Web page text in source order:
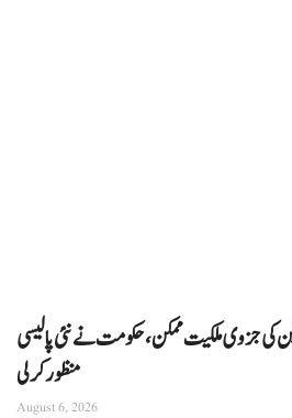
جزوی ملکیت ممکن، حکومت نے نئی پالیسی
منظور کرلی
August 6, 2026